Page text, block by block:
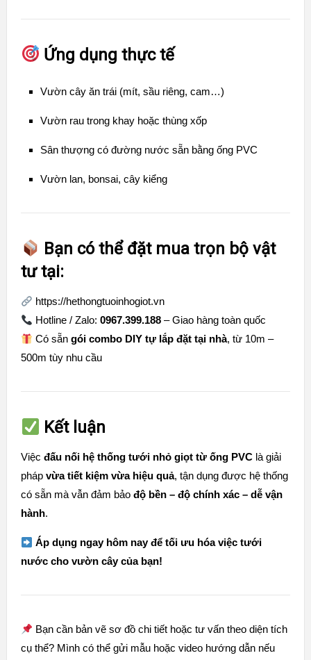
Ứng dụng thực tế
Vườn cây ăn trái (mít, sầu riêng, cam…)
Vườn rau trong khay hoặc thùng xốp
Sân thượng có đường nước sẵn bằng ống PVC
Vườn lan, bonsai, cây kiểng
Bạn có thể đặt mua trọn bộ vật
tư tại:
https://hethongtuoinhogiot.vn
Hotline / Zalo:0967.399.188 – Giao hàng toàn quốc
Có sẵngói combo DIY tự lắp đặt tại nhà, từ 10m –
500m tùy nhu cầu
Kết luận
Việc đấu nối hệ thống tưới nhỏ giọt từ ống PVClà giải
pháp vừa tiết kiệm vừa hiệu quả, tận dụng được hệ thống
có sẵn mà vẫn đảm bảo độ bền – độ chính xác – dễ vận
hành.
Áp dụng ngay hôm nay để tối ưu hóa việc tưới
nước cho vườn cây của bạn!
Bạn cần bản vẽ sơ đồ chi tiết hoặc tư vấn theo diện tích
cụ thể? Mình có thể gửi mẫu hoặc video hướng dẫn nếu